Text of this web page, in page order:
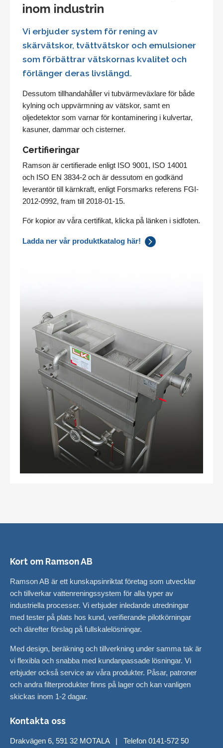
inom industrin
Vi erbjuder system för rening av
skärvätskor, tvättvätskor och emulsioner
som förbättrar vätskornas kvalitet och
förlänger deras livslängd.
Dessutom tillhandahåller vi tubvärmeväxlare för både
kylning och uppvärmning av vätskor, samt en
oljedetektor som varnar för kontaminering i kulvertar,
kasuner, dammar och cisterner.
Certifieringar
Ramson är certifierade enligt ISO 9001, ISO 14001
och ISO EN 3834-2 och är dessutom en godkänd
leverantör till kärnkraft, enligt Forsmarks referens FGI-
2012-0992, fram till 2018-01-15.
För kopior av våra certifikat, klicka på länken i sidfoten.
Ladda ner vår produktkatalog här!
Kort om Ramson AB
Ramson AB är ett kunskapsinriktat företag som utvecklar
och tillverkar vattenreningssystem för alla typer av
industriella processer. Vi erbjuder inledande utredningar
med tester på plats hos kund, verifierande pilotkörningar
och därefter förslag på fullskalelösningar.
Med design, beräkning och tillverkning under samma tak är
vi flexibla och snabba med kundanpassade lösningar. Vi
erbjuder också service av våra produkter. Påsar, patroner
och andra filterprodukter finns på lager och kan vanligen
skickas inom 1-2 dagar.
Kontakta oss
Drakvägen 6, 591 32 MOTALA | Telefon 0141-572 50